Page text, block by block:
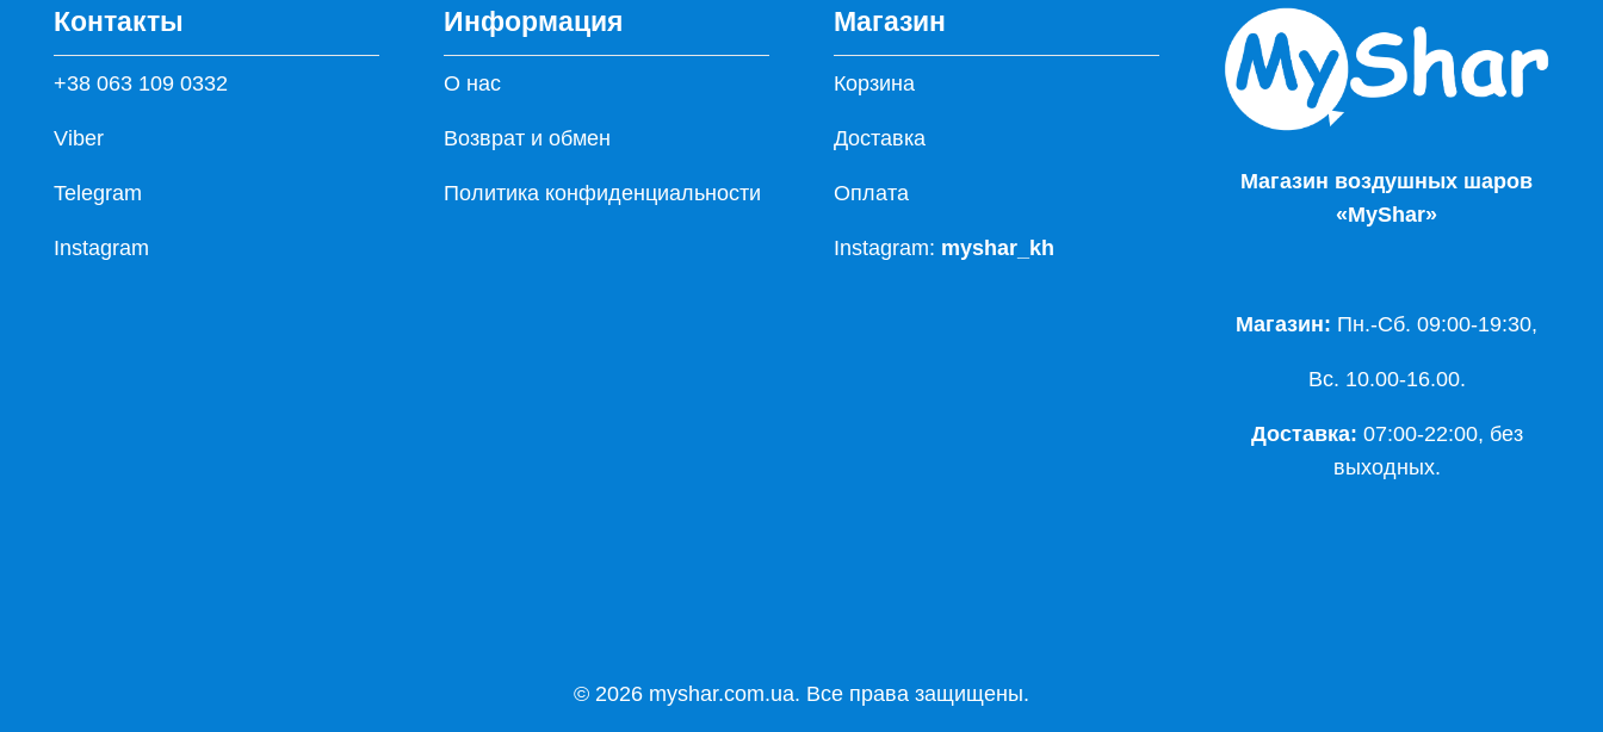
Контакты
+38 063 109 0332
Viber
Telegram
Instagram
Информация
О нас
Возврат и обмен
Политика конфиденциальности
Магазин
Корзина
Доставка
Оплата
Instagram: myshar_kh
Магазин воздушных шаров
«MyShar»
Магазин: Пн.-Сб. 09:00-19:30,
Вс. 10.00-16.00.
Доставка: 07:00-22:00, без
выходных.
© 2026 myshar.com.ua. Все права защищены.